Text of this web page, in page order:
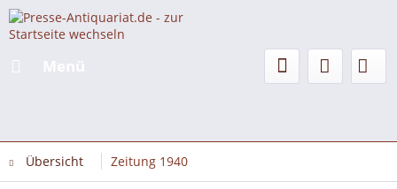
Übersicht Zeitung 1940